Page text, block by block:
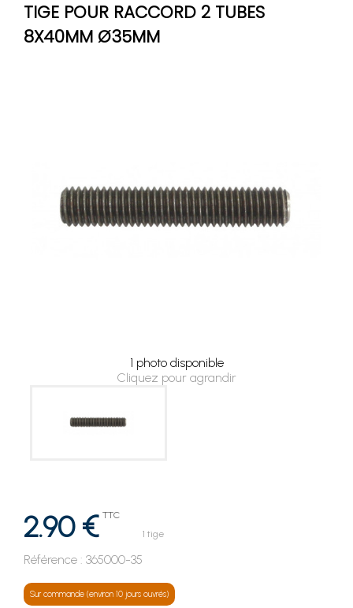
TIGE POUR RACCORD 2 TUBES
8X40MM Ø35MM
1 photo disponible
Cliquez pour agrandir
2.90 € TTC
1 tige
Référence : 365000-35
Sur commande (environ 10 jours ouvrés)